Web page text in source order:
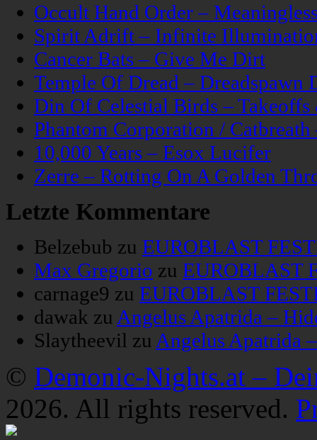
Occult Hand Order –
Spirit Adrift – Infinite
Cancer Bats – Give Me Dirt
Temple Of Dread – Dreadspawn
Din Of Celestial Birds –
Phantom Corporation /
10,000 Years – Esox Lucifer
Zerre – Rotting On A Golden
Letzte Kommentare
Belzebub zu EUROBLAST
Max Gregorio zu EUROBLAST
carnage9 zu EUROBLAST
dawak zu Angelus Apatrida –
Slaytheevil zu Angelus Apatrida
© Demonic-Nights.at –
2026. All rights reserved.